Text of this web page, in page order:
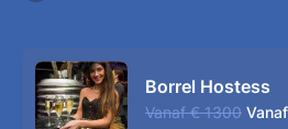
Borrel Hostess
Vanaf € 1300 Vanaf